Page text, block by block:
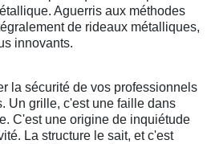
Aguerris aux méthodes
de rideaux métalliques,
innovants.
la sécurité de vos professionnels
Un grille, c'est une faille dans
C'est une origine de inquiétude
La structure le sait, et c'est